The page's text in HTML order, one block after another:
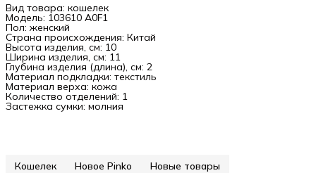
Вид товара: кошелек
Модель: 103610 A0F1
Пол: женский
Страна происхождения: Китай
Высота изделия, см: 10
Ширина изделия, см: 11
Глубина изделия (длина), см: 2
Материал подкладки: текстиль
Материал верха: кожа
Количество отделений: 1
Застежка сумки: молния
Кошелек Новое Pinko Новые товары